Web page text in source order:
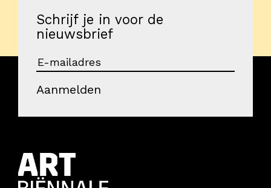
Schrijf je in voor de
nieuwsbrief
Aanmelden